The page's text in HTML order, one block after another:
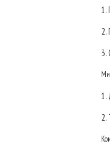
1.
2.
3.
1.
2.